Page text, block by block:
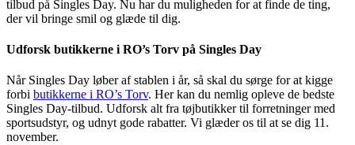
tilbud på Singles Day. Nu har du muligheden for at finde de ting,
der vil bringe smil og glæde til dig.
Udforsk butikkerne i RO’s Torv på Singles Day
Når Singles Day løber af stablen i år, så skal du sørge for at kigge
forbi butikkerne i RO’s Torv. Her kan du nemlig opleve de bedste
Singles Day-tilbud. Udforsk alt fra tøjbutikker til forretninger med
sportsudstyr, og udnyt gode rabatter. Vi glæder os til at se dig 11.
november.